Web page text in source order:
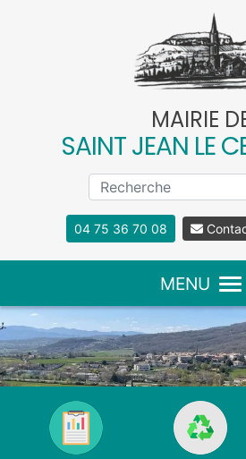
MAIRIE
SAINT JEAN LE
04 75 36 70 08
MENU
Panneau de gestion des cookies